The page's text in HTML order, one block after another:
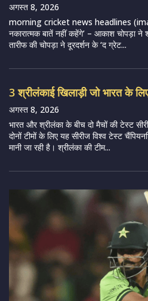
अगस्त 8, 2026
morning cricket news headlines
नकारात्मक बातें नहीं कहेंगे’ – आकाश चोपड़ा
तारीफ की चोपड़ा ने दूरदर्शन के ‘द ग्रेट...
3 श्रीलंकाई खिलाड़ी जो भारत के
अगस्त 8, 2026
भारत और श्रीलंका के बीच दो मैचों की टेस्ट
दोनों टीमों के लिए यह सीरीज विश्व टेस्ट
मानी जा रही है। श्रीलंका की टीम...